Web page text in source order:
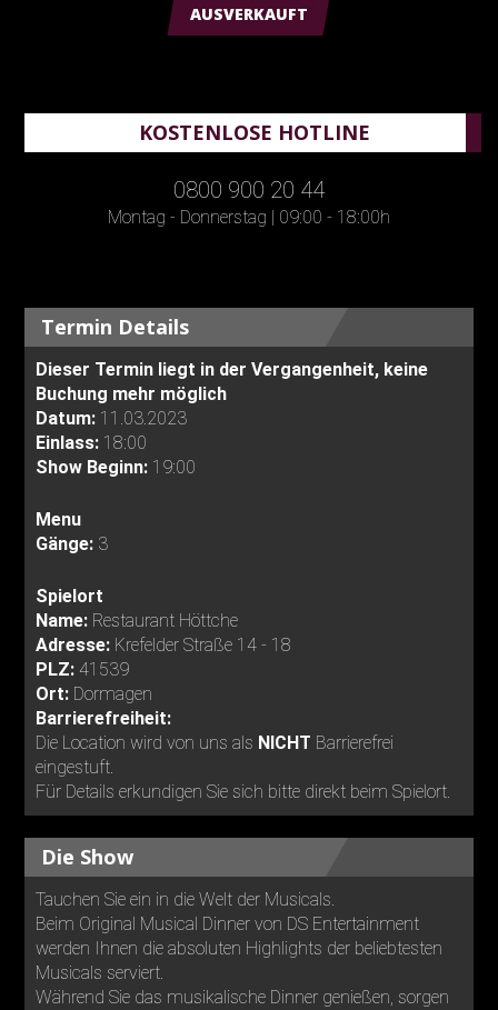
AUSVERKAUFT
KOSTENLOSE HOTLINE
0800 900 20 44
Montag - Donnerstag | 09:00 - 18:00h
Termin Details
Dieser Termin liegt in der Vergangenheit, keine
Buchung mehr möglich
Datum: 11.03.2023
Einlass: 18:00
Show Beginn: 19:00
Menu
Gänge: 3
Spielort
Name: Restaurant Höttche
Adresse: Krefelder Straße 14 - 18
PLZ: 41539
Ort: Dormagen
Barrierefreiheit:
Die Location wird von uns als NICHT Barrierefrei
eingestuft.
Für Details erkundigen Sie sich bitte direkt beim Spielort.
Die Show
Tauchen Sie ein in die Welt der Musicals.
Beim Original Musical Dinner von DS Entertainment
werden Ihnen die absoluten Highlights der beliebtesten
Musicals serviert.
Während Sie das musikalische Dinner genießen, sorgen